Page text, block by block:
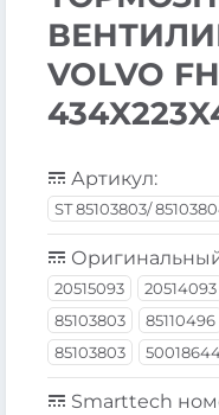
VOLVO
Артикул:
ST 85103803/
20515093 20514093
85103803
85110496
85103803
Smarttech